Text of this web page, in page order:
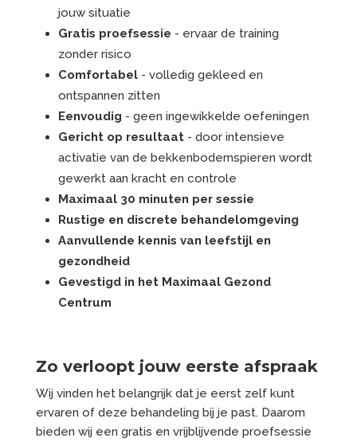
jouw situatie
Gratis proefsessie - ervaar de training
zonder risico
Comfortabel - volledig gekleed en
ontspannen zitten
Eenvoudig - geen ingewikkelde oefeningen
Gericht op resultaat- door intensieve
activatie van de bekkenbodemspieren wordt
gewerkt aan kracht en controle
Maximaal 30 minuten per sessie
Rustige en discrete behandelomgeving
Aanvullende kennis van leefstijl en
gezondheid
Gevestigd in het Maximaal Gezond
Centrum
Zo verloopt jouw eerste afspraak
Wij vinden het belangrijk dat je eerst zelf kunt
ervaren of deze behandeling bij je past. Daarom
bieden wij een gratis en vrijblijvende proefsessie